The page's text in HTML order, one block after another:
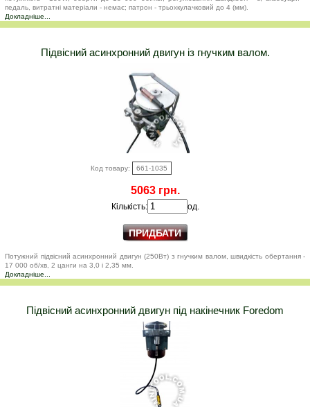
педаль, витратні матеріали - немає; патрон - трьохкулачковий до 4 (мм).
Докладніше...
Підвісний асинхронний двигун із гнучким валом.
Код товару: 661-1035
5063 грн.
Кількість: од.
Потужний підвісний асинхронний двигун (250Вт) з гнучким валом, швидкість обертання -
17 000 об/хв, 2 цанги на 3,0 і 2,35 мм.
Докладніше...
Підвісний асинхронний двигун під накінечник Foredom